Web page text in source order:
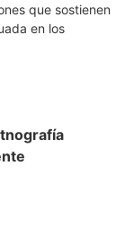
que sostienen
en los